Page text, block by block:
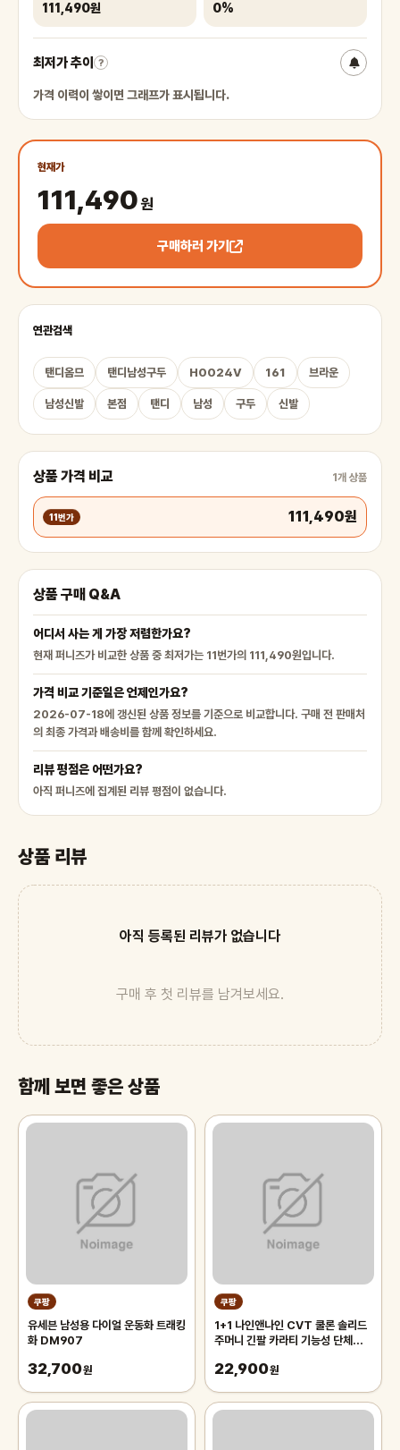
111,490원 0%
최저가 추이 ?
가격 이력이 쌓이면 그래프가 표시됩니다.
현재가
111,490원
구매하러 가기
연관검색
탠디옴므 탠디남성구두 H0024V 161 브라운
남성신발 본점 탠디 남성 구두 신발
상품 가격 비교 1개 상품
11번가 111,490원
상품 구매 Q&A
어디서 사는 게 가장 저렴한가요?
현재 퍼니즈가 비교한 상품 중 최저가는 11번가의 111,490원입니다.
가격 비교 기준일은 언제인가요?
2026-07-18에 갱신된 상품 정보를 기준으로 비교합니다. 구매 전 판매처
의 최종 가격과 배송비를 함께 확인하세요.
리뷰 평점은 어떤가요?
아직 퍼니즈에 집계된 리뷰 평점이 없습니다.
상품 리뷰
아직 등록된 리뷰가 없습니다
구매 후 첫 리뷰를 남겨보세요.
함께 보면 좋은 상품
쿠팡
유세븐 남성용 다이얼 운동화 트래킹
화 DM907
32,700원
쿠팡
1+1 나인앤나인 CVT 쿨론 솔리드
주머니 긴팔 카라티 기능성 단체복
22,900원